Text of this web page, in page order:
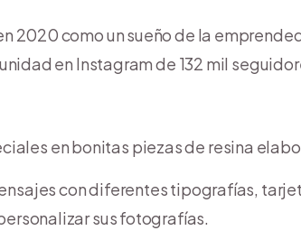
2020 como un sueño de la
en Instagram de 132 mil
en bonitas piezas de resina
con diferentes tipografías,
sus fotografías.